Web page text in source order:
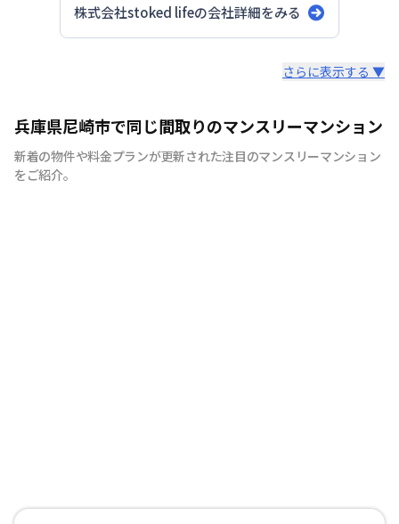
株式会社stoked lifeの会社詳細をみる
【神戸のマンスリーマンション、ウィークリーマンション
に特化】 マンスリーマンション、ウィークリーマンショ
ンといえば株式会社stoked lifeにお任せください！ 7日間
以上の中長期滞在であれば、ご利用が頂けます。当社で
さらに表示する ▼
兵庫県尼崎市で同じ間取りのマンスリーマンション
新着の物件や料金プランが更新された注目のマンスリーマンション
をご紹介。